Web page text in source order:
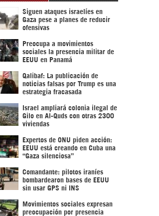
Siguen ataques israelíes en
Gaza pese a planes de reducir
ofensivas
Preocupa a movimientos
sociales la presencia militar de
EEUU en Panamá
Qalibaf: La publicación de
noticias falsas por Trump es una
estrategia fracasada
Israel ampliará colonia ilegal de
Gilo en Al-Quds con otras 2300
viviendas
Expertos de ONU piden acción:
EEUU está creando en Cuba una
“Gaza silenciosa”
Comandante: pilotos iraníes
bombardearon bases de EEUU
sin usar GPS ni INS
Movimientos sociales expresan
preocupación por presencia